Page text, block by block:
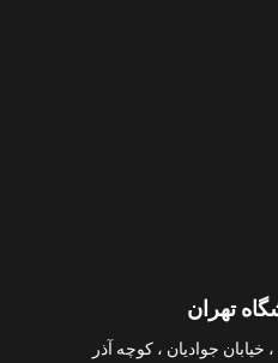
تهران
خیابان جوادیان ، کوچه آذر